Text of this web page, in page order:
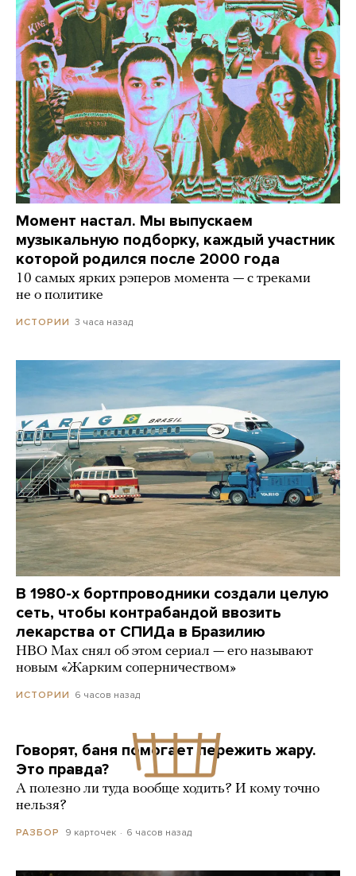
Момент настал. Мы выпускаем
музыкальную подборку, каждый участник
которой родился после 2000 года
10 самых ярких рэперов момента — с треками
не о политике
ИСТОРИИ 3 часа назад
В 1980-х бортпроводники создали целую
сеть, чтобы контрабандой ввозить
лекарства от СПИДа в Бразилию
HBO Max снял об этом сериал — его называют
новым «Жарким соперничеством»
ИСТОРИИ 6 часов назад
Говорят, баня помогает пережить жару.
Это правда?
А полезно ли туда вообще ходить? И кому точно
нельзя?
РАЗБОР 9 карточек 6 часов назад